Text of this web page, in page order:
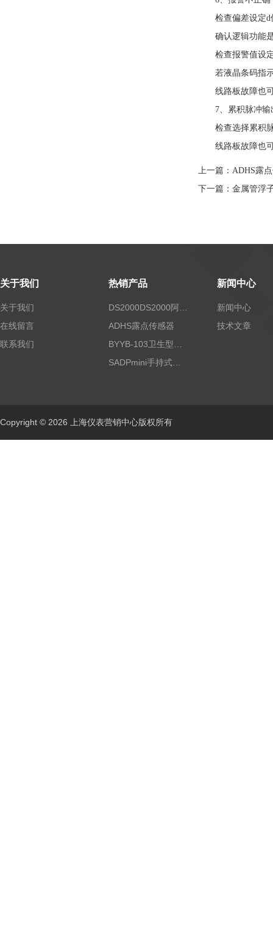
检查偏差设定d
确认逻辑功能是
检查报警值设
若液晶条码指示
线路板故障也可
7、累积脉冲输
检查选择累积脉
线路板故障也可
上一篇： ADHS露
下一篇： 金属管浮
关于我们
关于我们
在线留言
联系我们
热销产品
ADHS露点传感器
新闻中心
新闻中心
技术文章
Copyright © 2026 上海仪表营销中心版权所有